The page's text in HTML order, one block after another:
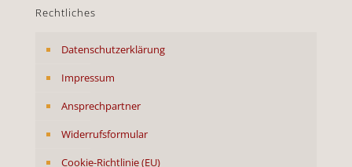
Rechtliches
Datenschutzerklärung
Impressum
Ansprechpartner
Widerrufsformular
Cookie-Richtlinie (EU)